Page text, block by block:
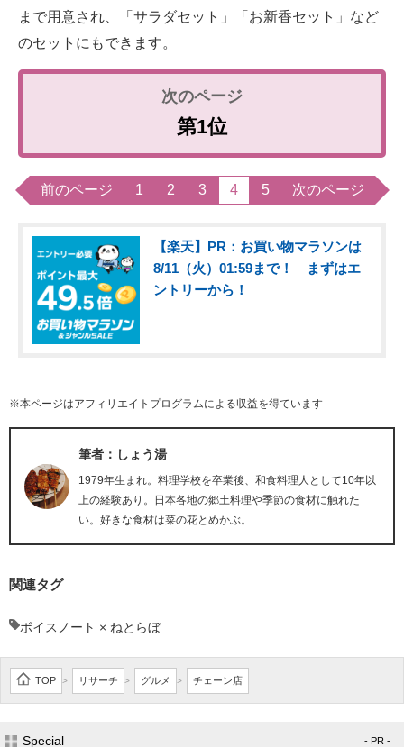
まで用意され、「サラダセット」「お新香セット」など
のセットにもできます。
第1位
前のページ 1 2 3 4 5 次のページ
【楽天】PR：お買い物マラソンは
8/11（火）01:59まで！ まずはエ
ントリーから！
※本ページはアフィリエイトプログラムによる収益を得ています
筆者：しょう湯
1979年生まれ。料理学校を卒業後、和食料理人として10年以
上の経験あり。日本各地の郷土料理や季節の食材に触れた
い。好きな食材は菜の花とめかぶ。
関連タグ
ボイスノート × ねとらぼ
TOP > リサーチ > グルメ > チェーン店
Special - PR -